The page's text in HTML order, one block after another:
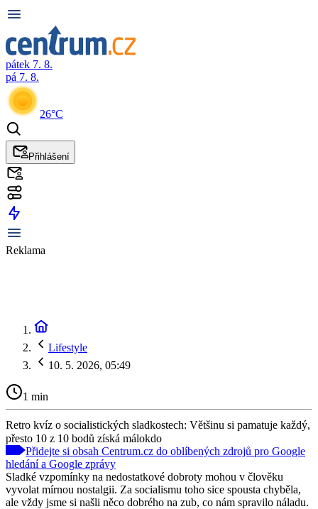
pátek 7. 8.
pá 7. 8.
26°C
Přihlášení
Reklama
Lifestyle
10. 5. 2026, 05:49
1 min
Retro kvíz o socialistických sladkostech: Většinu si pamatuje každý,
přesto 10 z 10 bodů získá málokdo
Přidejte si obsah Centrum.cz do oblíbených zdrojů pro Google
hledání a Google zprávy
Sladké vzpomínky na nedostatkové dobroty mohou v člověku
vyvolat mírnou nostalgii. Za socialismu toho sice spousta chyběla,
ale vždy jsme si našli něco dobrého na zub, co nám spravilo náladu.